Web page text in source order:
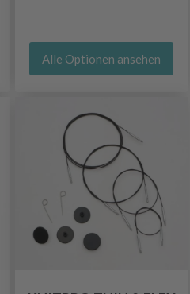
Alle Optionen ansehen